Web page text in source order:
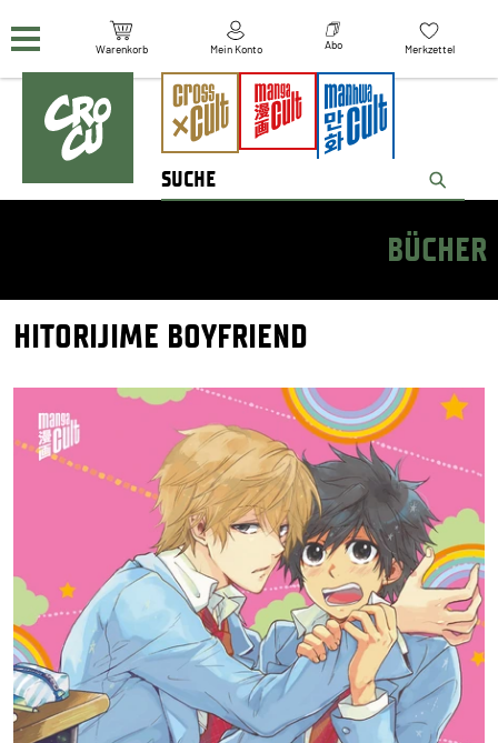
Warenkorb Mein Konto Abo Merkzettel
BÜCHER
HITORIJIME BOYFRIEND